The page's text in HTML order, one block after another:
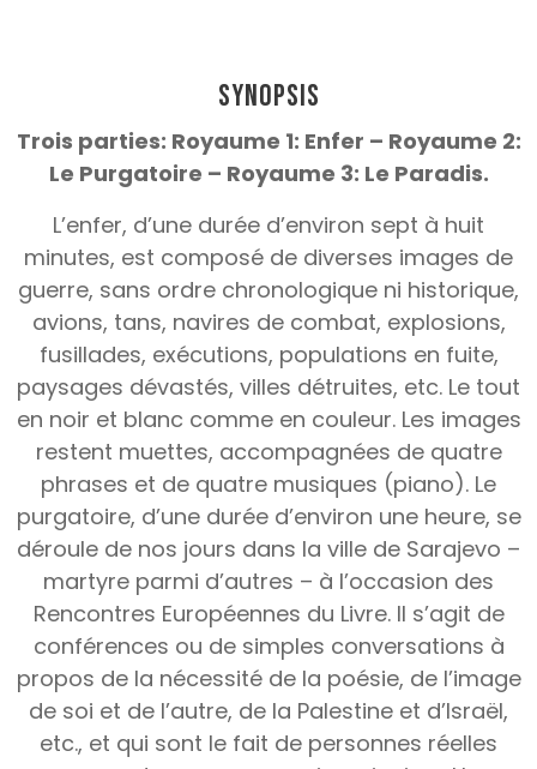
Synopsis
Trois parties: Royaume 1: Enfer – Royaume 2:
Le Purgatoire – Royaume 3: Le Paradis.
L’enfer, d’une durée d’environ sept à huit
minutes, est composé de diverses images de
guerre, sans ordre chronologique ni historique,
avions, tans, navires de combat, explosions,
fusillades, exécutions, populations en fuite,
paysages dévastés, villes détruites, etc. Le tout
en noir et blanc comme en couleur. Les images
restent muettes, accompagnées de quatre
phrases et de quatre musiques (piano). Le
purgatoire, d’une durée d’environ une heure, se
déroule de nos jours dans la ville de Sarajevo –
martyre parmi d’autres – à l’occasion des
Rencontres Européennes du Livre. Il s’agit de
conférences ou de simples conversations à
propos de la nécessité de la poésie, de l’image
de soi et de l’autre, de la Palestine et d’Israël,
etc., et qui sont le fait de personnes réelles